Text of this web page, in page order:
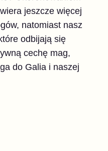
jeszcze więcej
natomiast nasz
odbijają się
cechę mag,
do Galia i naszej